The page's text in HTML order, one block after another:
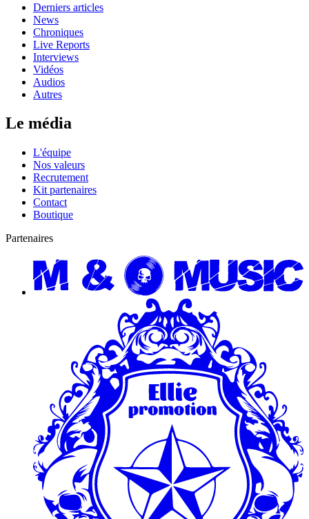
Derniers articles
News
Chroniques
Live Reports
Interviews
Vidéos
Audios
Autres
Le média
L'équipe
Nos valeurs
Recrutement
Kit partenaires
Contact
Boutique
Partenaires